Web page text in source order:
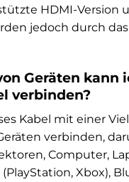
HDMI-Version
jedoch durch das
Geräten kann
verbinden?
Kabel mit einer
verbinden,
Computer,
Xbox),